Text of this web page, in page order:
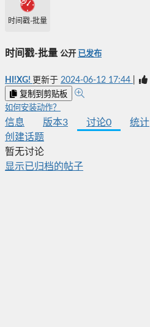
时间戳-批量
时间戳-批量 公开 已发布
HI!XG! 更新于 2024-06-12 17:44
复制到剪贴板
如何安装动作？
信息 版本3 讨论0 统计
创建话题
暂无讨论
显示已归档的帖子